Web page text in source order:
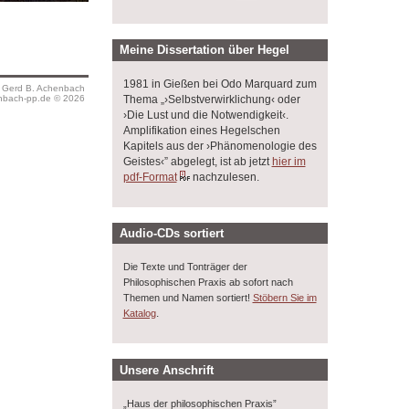
B. Achenbach
pp.de © 2026
Meine Dissertation über Hegel
1981 in Gießen bei Odo Marquard zum
Thema „›Selbstverwirklichung‹ oder
›Die Lust und die Notwendigkeit‹.
Amplifikation eines Hegelschen
Kapitels aus der ›Phänomenologie des
Geistes‹” abgelegt, ist ab jetzt hier im
pdf-Format
nachzulesen.
Audio-CDs sortiert
Die Texte und Tonträger der
Philosophischen Praxis ab sofort nach
Themen und Namen sortiert! Stöbern Sie im
Katalog.
Unsere Anschrift
„Haus der philosophischen Praxis”